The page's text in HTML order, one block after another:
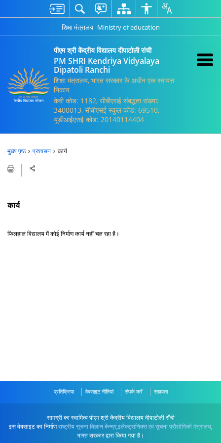
शिक्षा मंत्रालय Ministry of education
पीएम श्री केंद्रीय विद्यालय दीपाटोली रांची
PM SHRI Kendriya Vidyalaya
Dipatoli Ranchi
शिक्षा मंत्रालय, भारत सरकार के अधीन एक स्वायत्त
निकाय
केवी कोड: 1182, सीबीएसई संबद्धता संख्या:
3400013, सीबीएसई स्कूल कोड: 69510,
यूडीआईएसई कोड: 20140114404
मुख्य पृष्ठ प्रशासन कार्य
कार्य
फिलहाल विद्यालय में कोई निर्माण कार्य नहीं चल रहा है।
प्रतिक्रिया वेबसाइट नीतियां संपर्क करें सहायता
सामग्री का स्वामित्व पीएम श्री केंद्रीय विद्यालय दीपाटोली राँची
इस वेबसाइट का निर्माणराष्ट्रीय सूचना विज्ञान केन्द्र,इलेक्ट्रानिक्स एवं सूचना प्रौद्योगिकी मंत्रालय,
भारत सरकार द्वारा किया गया है।